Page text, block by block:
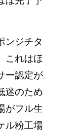
ンジチタ
これはほ
ー認定が
迷のため
がフル生
ル粉工場